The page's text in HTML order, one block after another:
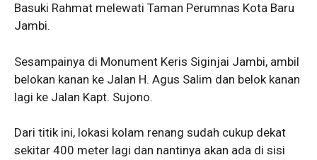
Basuki Rahmat melewati Taman Perumnas Kota Baru
Jambi.
Sesampainya di Monument Keris Siginjai Jambi, ambil
belokan kanan ke Jalan H. Agus Salim dan belok kanan
lagi ke Jalan Kapt. Sujono.
Dari titik ini, lokasi kolam renang sudah cukup dekat
sekitar 400 meter lagi dan nantinya akan ada di sisi